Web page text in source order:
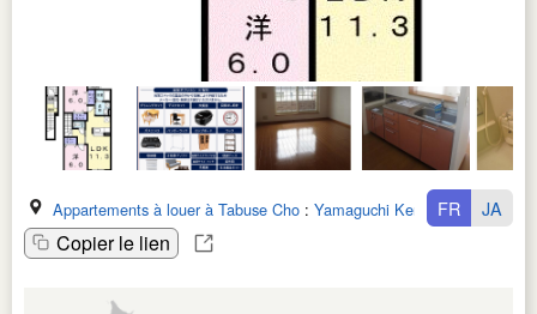
Appartements à louer à Tabuse Cho : Yamaguchi Ken
Copier le lien
FR JA